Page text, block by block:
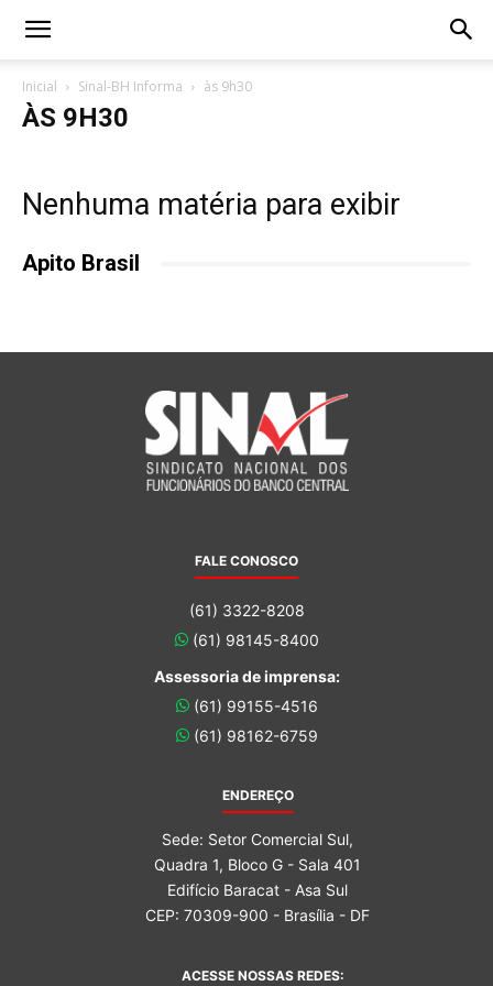
Inicial Sinal-BH Informa às 9h30
ÀS 9H30
Nenhuma matéria para exibir
Apito Brasil
FALE CONOSCO
(61) 3322-8208
(61) 98145-8400
Assessoria de imprensa:
(61) 99155-4516
(61) 98162-6759
ENDEREÇO
Sede: Setor Comercial Sul,
Quadra 1, Bloco G - Sala 401
Edifício Baracat - Asa Sul
CEP: 70309-900 - Brasília - DF
ACESSE NOSSAS REDES: